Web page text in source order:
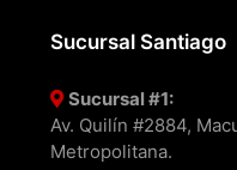
Sucursal Santiago
Sucursal #1:
Av. Quilín #2884,
Metropolitana.